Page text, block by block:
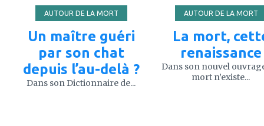
AUTOUR DE LA MORT
Un maître guéri
par son chat
depuis l’au-delà ?
Dans son Dictionnaire de...
AUTOUR DE LA MORT
La mort,
renaissance
Dans son nouvel
mort n’existe...